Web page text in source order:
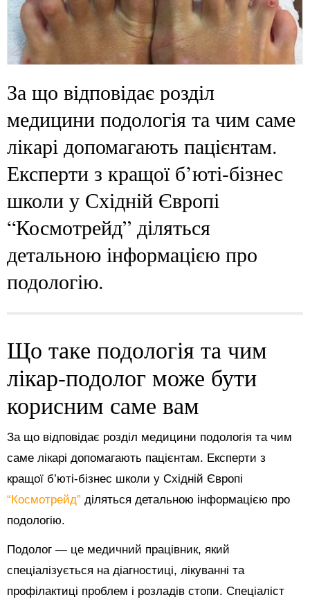
За що відповідає розділ
медицини подологія та чим саме
лікарі допомагають пацієнтам.
Експерти з кращої б’юті-бізнес
школи у Східній Європі
“Космотрейд” діляться
детальною інформацією про
подологію.
Що таке подологія та чим
лікар-подолог може бути
корисним саме вам
За що відповідає розділ медицини подологія та чим
саме лікарі допомагають пацієнтам. Експерти з
кращої б’юті-бізнес школи у Східній Європі
“Космотрейд” діляться детальною інформацією про
подологію.
Подолог — це медичний працівник, який
спеціалізується на діагностиці, лікуванні та
профілактиці проблем і розладів стопи. Спеціаліст